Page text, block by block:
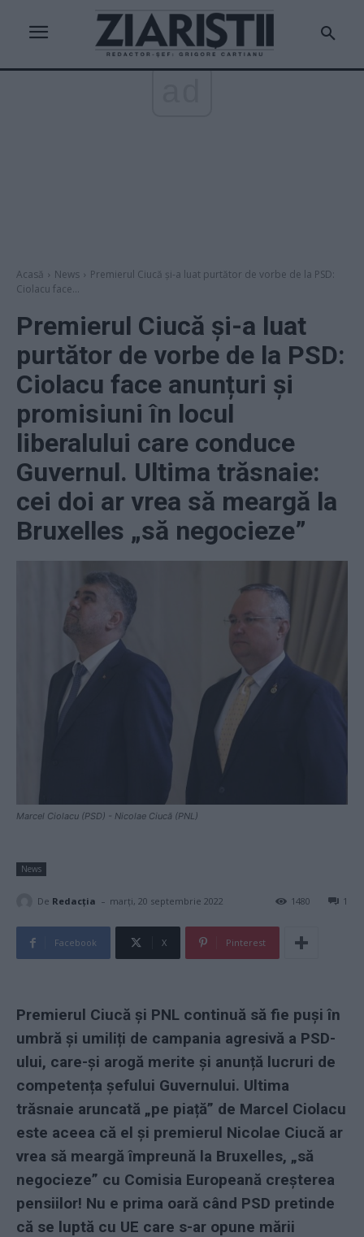
Acasă News
Premierul Ciucă și-a luat purtător de vorbe de la PSD:
Ciolacu face...
Premierul Ciucă și-a luat
purtător de vorbe de la PSD:
Ciolacu face anunțuri și
promisiuni în locul
liberalului care conduce
Guvernul. Ultima trăsnaie:
cei doi ar vrea să meargă la
Bruxelles „să negocieze”
Marcel Ciolacu (PSD) - Nicolae Ciucă (PNL)
News
De Redacţia - marți, 20 septembrie 2022 1
1480
Facebook X Pinterest
Premierul Ciucă și PNL continuă să fie puși în
umbră și umiliți de campania agresivă a PSD-
ului, care-și arogă merite și anunță lucruri de
competența șefului Guvernului. Ultima
trăsnaie aruncată „pe piață” de Marcel Ciolacu
este aceea că el și premierul Nicolae Ciucă ar
vrea să meargă împreună la Bruxelles, „să
negocieze” cu Comisia Europeană creșterea
pensiilor! Nu e prima oară când PSD pretinde
că se luptă cu UE care s-ar opune mării